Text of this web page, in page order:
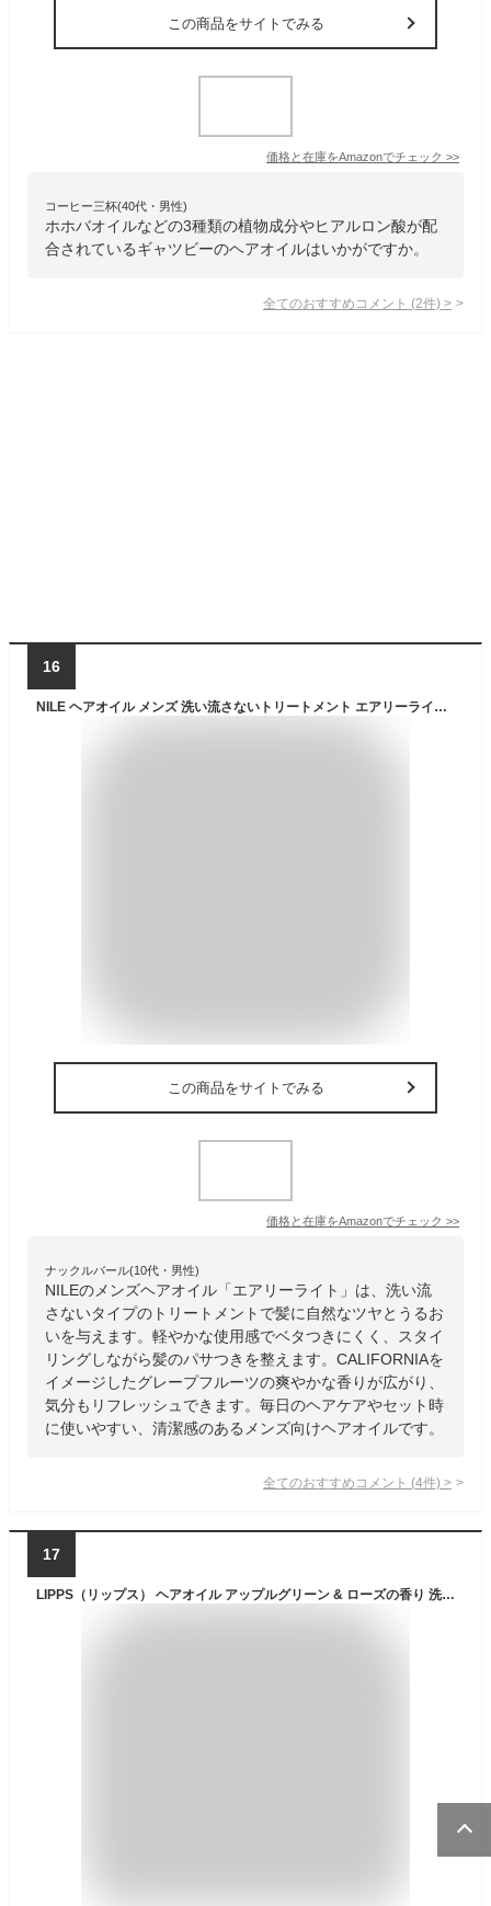
この商品をサイトでみる
価格と在庫をAmazonでチェック >>
コーヒー三杯(40代・男性)
ホホバオイルなどの3種類の植物成分やヒアルロン酸が配
合されているギャツビーのヘアオイルはいかがですか。
全てのおすすめコメント (2件) >
16
NILE ヘアオイル メンズ 洗い流さないトリートメント エアリーライト (CALIFORNIA（グレープフルーツ）の香り)
この商品をサイトでみる
価格と在庫をAmazonでチェック >>
ナックルバール(10代・男性)
NILEのメンズヘアオイル「エアリーライト」は、洗い流
さないタイプのトリートメントで髪に自然なツヤとうるお
いを与えます。軽やかな使用感でベタつきにくく、スタイ
リングしながら髪のパサつきを整えます。CALIFORNIAを
イメージしたグレープフルーツの爽やかな香りが広がり、
気分もリフレッシュできます。毎日のヘアケアやセット時
に使いやすい、清潔感のあるメンズ向けヘアオイルです。
全てのおすすめコメント (4件) >
17
LIPPS（リップス） ヘアオイル アップルグリーン & ローズの香り 洗い流さないトリートメント メンズ 100ml